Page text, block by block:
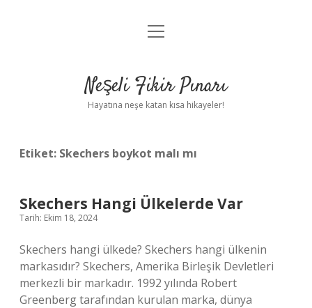
Anasayfa
Yasal Uyarı
menüyü
Neşeli Fikir Pınarı
Hayatına neşe katan kısa hikayeler!
Etiket: Skechers boykot malı mı
Skechers Hangi Ülkelerde Var
Tarih: Ekim 18, 2024
Skechers hangi ülkede? Skechers hangi ülkenin
markasıdır? Skechers, Amerika Birleşik Devletleri
merkezli bir markadır. 1992 yılında Robert
Greenberg tarafından kurulan marka, dünya